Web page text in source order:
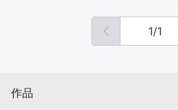
1/1
作品